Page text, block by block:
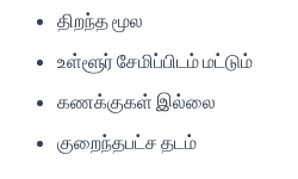
திறந்த மூல
உள்ளூர் சேமிப்பிடம் மட்டும்
கணக்குகள் இல்லை
குறைந்தபட்ச தடம்